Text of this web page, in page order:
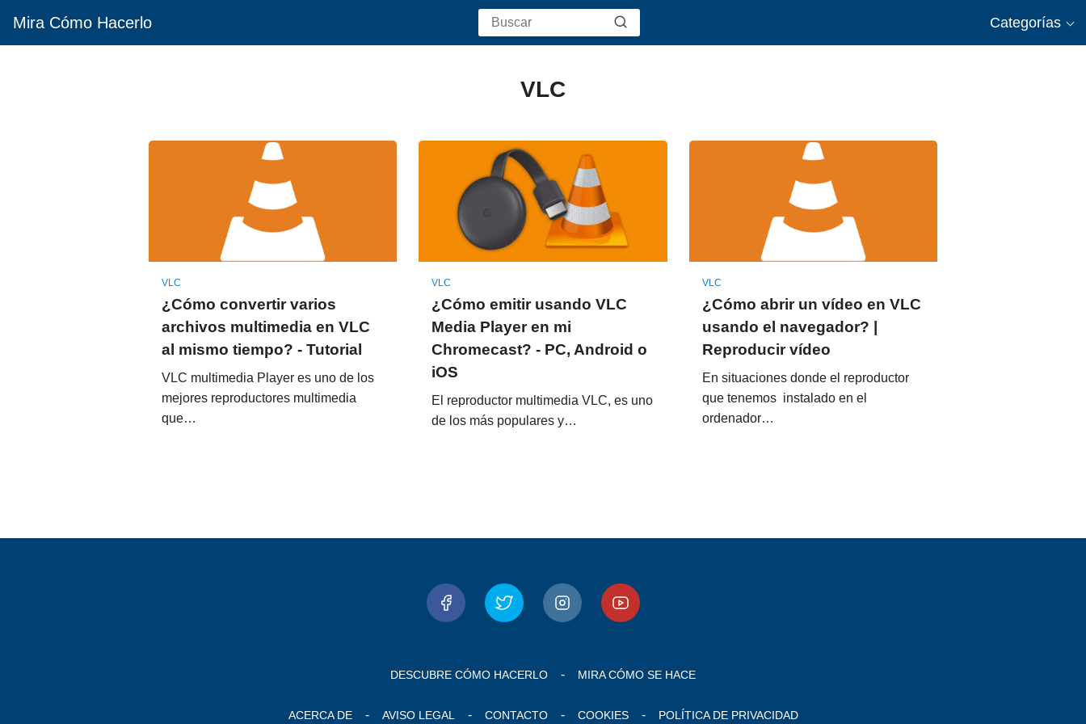
Mira Cómo Hacerlo Categorías
VLC
VLC
¿Cómo convertir varios
archivos multimedia en VLC
al mismo tiempo? - Tutorial
VLC multimedia Player es uno de los
mejores reproductores multimedia
que…
VLC
¿Cómo emitir usando VLC
Media Player en mi
Chromecast? - PC, Android o
iOS
El reproductor multimedia VLC, es uno
de los más populares y…
VLC
¿Cómo abrir un vídeo en VLC
usando el navegador? |
Reproducir vídeo
En situaciones donde el reproductor
que tenemos instalado en el
ordenador…
DESCUBRE CÓMO HACERLO MIRA CÓMO SE HACE
ACERCA DE AVISO LEGAL CONTACTO COOKIES POLÍTICA DE PRIVACIDAD